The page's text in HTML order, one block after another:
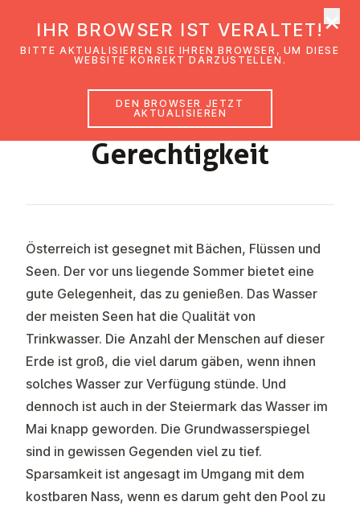
Wasser als Frage der
Ge­rech­tig­keit
Österreich ist gesegnet mit Bächen, Flüssen und
Seen. Der vor uns liegende Sommer bietet eine
gute Gelegenheit, das zu genießen. Das Wasser
der meisten Seen hat die Qualität von
Trinkwasser. Die Anzahl der Menschen auf dieser
Erde ist groß, die viel darum gäben, wenn ihnen
solches Wasser zur Verfügung stünde. Und
dennoch ist auch in der Steiermark das Wasser im
Mai knapp geworden. Die Grundwasserspiegel
sind in gewissen Gegenden viel zu tief.
Sparsamkeit ist angesagt im Umgang mit dem
kostbaren Nass, wenn es darum geht den Pool zu
IHR BROWSER IST VERALTET!
BITTE AKTUALISIEREN SIE IHREN BROWSER, UM DIESE
WEBSITE KORREKT DARZUSTELLEN.
DEN BROWSER JETZT
AKTUALISIEREN
×